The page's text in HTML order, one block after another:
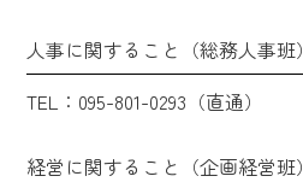
人事に関すること（総務人事班）
TEL：095-801-0293（直通）
経営に関すること（企画経営班）